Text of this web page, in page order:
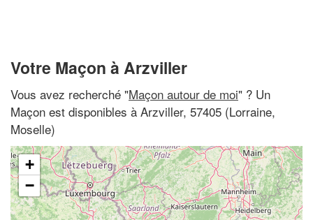
Votre Maçon à Arzviller
Vous avez recherché "Maçon autour de moi" ? Un
Maçon est disponibles à Arzviller, 57405 (Lorraine,
Moselle)
+
−